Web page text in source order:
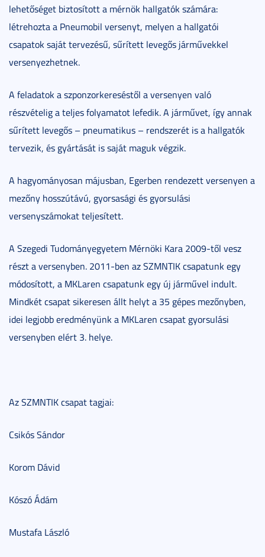
lehetőséget biztosított a mérnök hallgatók számára:
létrehozta a Pneumobil versenyt, melyen a hallgatói
csapatok saját tervezésű, sűrített levegős járművekkel
versenyezhetnek.
A feladatok a szponzorkereséstől a versenyen való
részvételig a teljes folyamatot lefedik. A járművet, így annak
sűrített levegős – pneumatikus – rendszerét is a hallgatók
tervezik, és gyártását is saját maguk végzik.
A hagyományosan májusban, Egerben rendezett versenyen a
mezőny hosszútávú, gyorsasági és gyorsulási
versenyszámokat teljesített.
A Szegedi Tudományegyetem Mérnöki Kara 2009-től vesz
részt a versenyben. 2011-ben az SZMNTIK csapatunk egy
módosított, a MKLaren csapatunk egy új járművel indult.
Mindkét csapat sikeresen állt helyt a 35 gépes mezőnyben,
idei legjobb eredményünk a MKLaren csapat gyorsulási
versenyben elért 3. helye.
Az SZMNTIK csapat tagjai:
Csikós Sándor
Korom Dávid
Kószó Ádám
Mustafa László